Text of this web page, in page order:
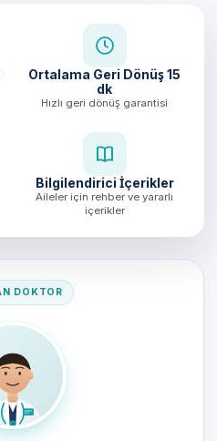
Ortalama Geri Dönüş15
dk
Hızlı geri dönüş garantisi
Bilgilendirici İçerikler
Aileler için rehber ve yararlı
içerikler